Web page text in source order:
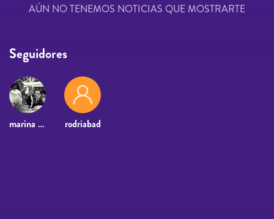
AÚN NO TENEMOS NOTICIAS QUE MOSTRARTE
Seguidores
marina de la fuente1 rodriabad